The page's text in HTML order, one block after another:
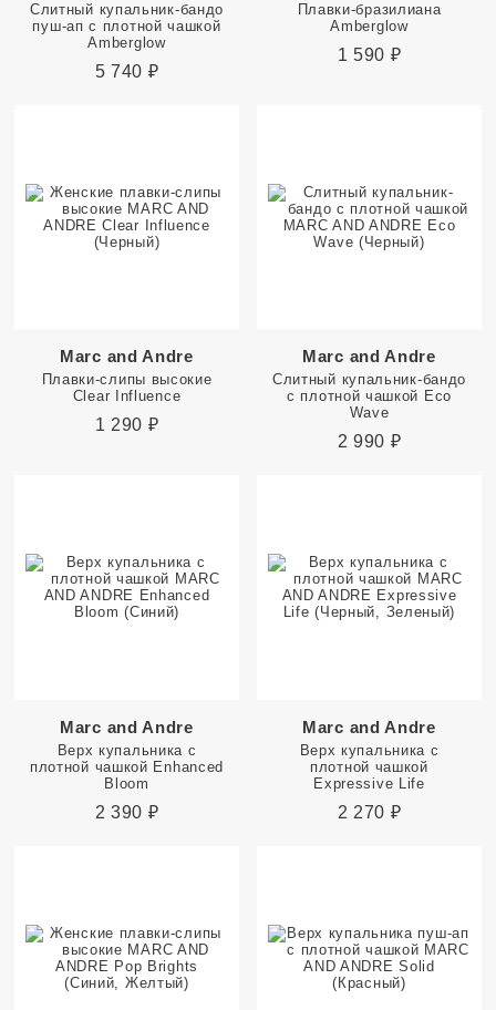
Слитный купальник-бандо
пуш-ап с плотной чашкой
Amberglow
5 740 ₽
Плавки-бразилиана
Amberglow
1 590 ₽
Marc and Andre
Плавки-слипы высокие
Clear Influence
1 290 ₽
Marc and Andre
Слитный купальник-бандо
с плотной чашкой Eco
Wave
2 990 ₽
Marc and Andre
Верх купальника с
плотной чашкой Enhanced
Bloom
2 390 ₽
Marc and Andre
Верх купальника с
плотной чашкой
Expressive Life
2 270 ₽